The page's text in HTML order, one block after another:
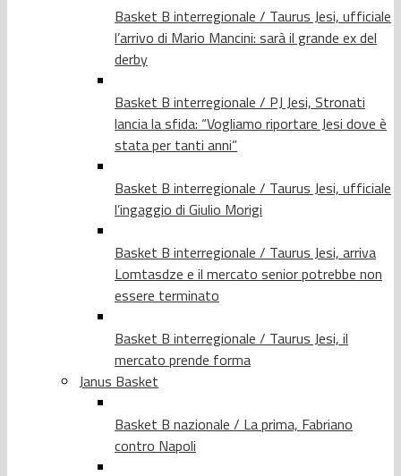
Basket B interregionale / Taurus Jesi, ufficiale
l’arrivo di Mario Mancini: sarà il grande ex del
derby
Basket B interregionale / PJ Jesi, Stronati
lancia la sfida: “Vogliamo riportare Jesi dove è
stata per tanti anni”
Basket B interregionale / Taurus Jesi, ufficiale
l’ingaggio di Giulio Morigi
Basket B interregionale / Taurus Jesi, arriva
Lomtasdze e il mercato senior potrebbe non
essere terminato
Basket B interregionale / Taurus Jesi, il
mercato prende forma
Janus Basket
Basket B nazionale / La prima, Fabriano
contro Napoli